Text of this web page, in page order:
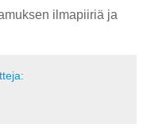
ilmapiiriä ja